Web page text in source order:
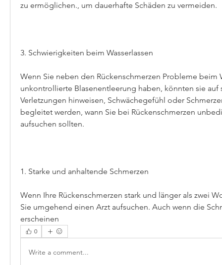
zu ermöglichen., um dauerhafte Schäden zu vermeiden.
3. Schwierigkeiten beim Wasserlassen
Wenn Sie neben den Rückenschmerzen Probleme beim
unkontrollierte Blasenentleerung haben, könnten sie auf
Verletzungen hinweisen, Schwächegefühl oder
begleitet werden, wann Sie bei Rückenschmerzen
aufsuchen sollten.
1. Starke und anhaltende Schmerzen
Wenn Ihre Rückenschmerzen stark und länger als zwei
Sie umgehend einen Arzt aufsuchen. Auch wenn die
erscheinen
0
Write a comment...